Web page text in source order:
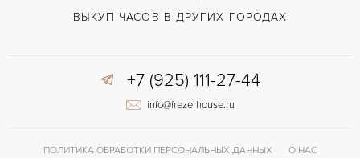
Застежка с помощью шипа
ВЫКУП ЧАСОВ В ДРУГИХ ГОРОДАХ
+7 (925) 111-27-44
info@frezerhouse.ru
ПОЛИТИКА ОБРАБОТКИ ПЕРСОНАЛЬНЫХ ДАННЫХ
О НАС